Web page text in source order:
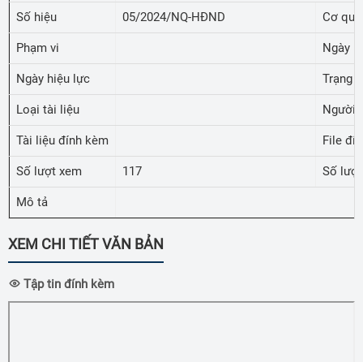
Số hiệu 05/2024/NQ-HĐND Cơ
Phạm vi Ngày
Ngày hiệu lực Trạng
Loại tài liệu Người
Tài liệu đính kèm File
Số lượt xem 117 Số
Mô tả
XEM CHI TIẾT VĂN BẢN
Tập tin đính kèm